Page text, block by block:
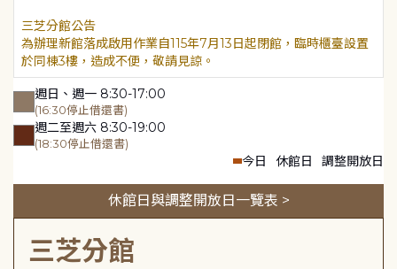
三芝分館公告
為辦理新館落成啟用作業自115年7月13日起閉館，臨時櫃臺設置
於同棟3樓，造成不便，敬請見諒。
週日、週一 8:30-17:00
(16:30停止借還書)
週二至週六 8:30-19:00
(18:30停止借還書)
今日 休館日 調整開放日
休館日與調整開放日一覽表 >
三芝分館